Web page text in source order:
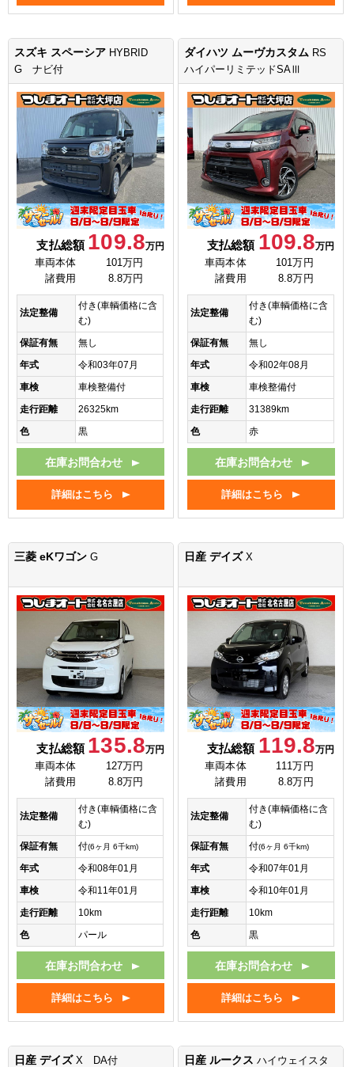
スズキ スペーシア HYBRID
G ナビ付
支払総額 109.8万円
車両本体
101万円
諸費用
8.8万円
法定整備
付き(車輌価格に含
む)
保証有無
無し
年式
令和03年07月
車検
車検整備付
走行距離
26325km
色
黒
在庫お問合わせ
詳細はこちら
ダイハツ ムーヴカスタム RS
ハイパーリミテッドSAⅢ
支払総額 109.8万円
車両本体
101万円
諸費用
8.8万円
法定整備
付き(車輌価格に含
む)
保証有無
無し
年式
令和02年08月
車検
車検整備付
走行距離
31389km
色
赤
在庫お問合わせ
詳細はこちら
三菱 eKワゴン G
支払総額 135.8万円
車両本体
127万円
諸費用
8.8万円
法定整備
付き(車輌価格に含
む)
保証有無
付(6ヶ月 6千km)
年式
令和08年01月
車検
令和11年01月
走行距離
10km
色
パール
在庫お問合わせ
詳細はこちら
日産 デイズX
支払総額 119.8万円
車両本体
111万円
諸費用
8.8万円
法定整備
付き(車輌価格に含
む)
保証有無
付(6ヶ月 6千km)
年式
令和07年01月
車検
令和10年01月
走行距離
10km
色
黒
在庫お問合わせ
詳細はこちら
日産 デイズ X DA付 日産 ルークスハイウェイスタ